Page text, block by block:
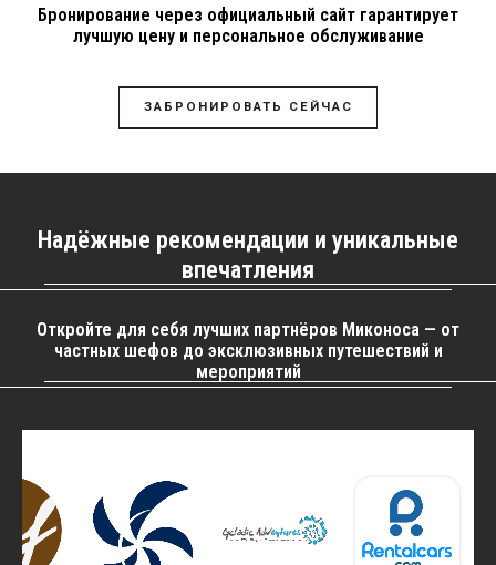
Бронирование через официальный сайт гарантирует
лучшую цену и персональное обслуживание
ЗАБРОНИРОВАТЬ СЕЙЧАС
Надёжные рекомендации и уникальные
впечатления
Откройте для себя лучших партнёров Миконоса — от
частных шефов до эксклюзивных путешествий и
мероприятий